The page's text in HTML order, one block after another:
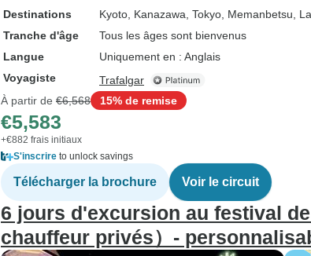
Destinations
Kyoto , Kanazawa , Tokyo , Memanbetsu ,
Tranche d'âge
Tous les âges sont bienvenus
Langue
Uniquement en : Anglais
Voyagiste
Trafalgar
À partir de €6,568 15% de remise
€5,583
+€882 frais initiaux
S'inscrire to unlock savings
Télécharger la brochure Voir le circuit
6 jours d'excursion au festival
chauffeur privés）-